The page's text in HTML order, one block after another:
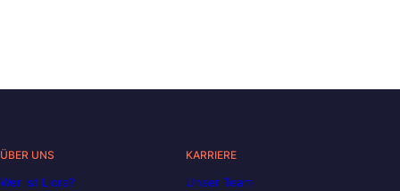
ÜBER UNS
Wer ist Liora?
KARRIERE
Unser Team